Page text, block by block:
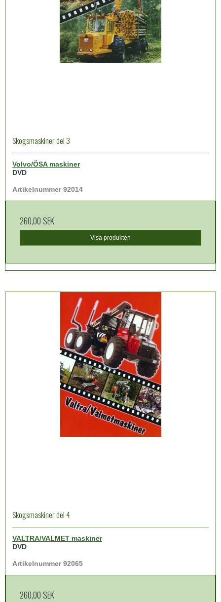
Skogsmaskiner del 3
Volvo/ÖSA maskiner
DVD
Artikelnummer 92014
260,00 SEK
Visa produkten
Skogsmaskiner del 4
VALTRA/VALMET maskiner
DVD
Artikelnummer 92065
260,00 SEK